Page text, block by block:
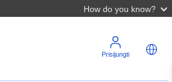
How do you know?
Prisijungti